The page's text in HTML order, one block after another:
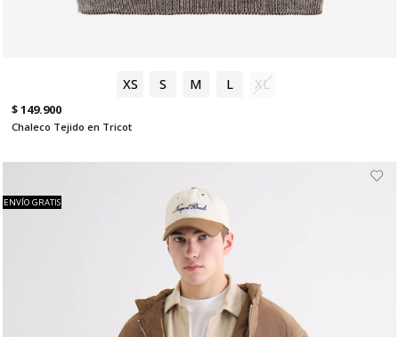
XS S M L XL
$ 149.900
Chaleco Tejido en Tricot
ENVÍO GRATIS